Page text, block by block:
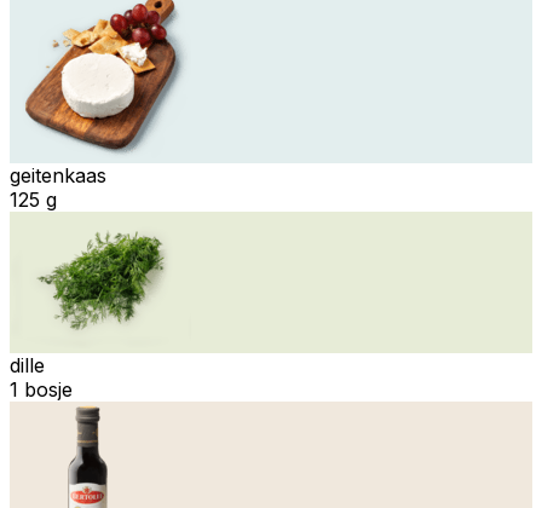
geitenkaas
125 g
dille
1 bosje